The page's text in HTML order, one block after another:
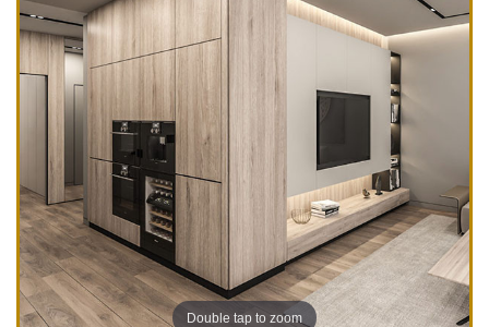
Double tap to zoom